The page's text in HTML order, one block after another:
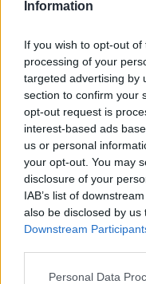
Information
If you wish to opt-out
processing of your
targeted advertising by
section to confirm your
opt-out request is
interest-based ads
us or personal
your opt-out. You may
disclosure of your
IAB’s list of
also be disclosed by
Downstream
Personal Data
La tercera
la Covid19
de personas